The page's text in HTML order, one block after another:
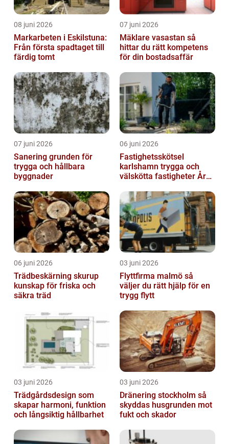
08 juni 2026
Markarbeten i Eskilstuna:
Från första spadtaget till
färdig tomt
07 juni 2026
Mäklare vasastan så
hittar du rätt kompetens
för din bostadsaffär
07 juni 2026
Sanering grunden för
trygga och hållbara
byggnader
06 juni 2026
Fastighetsskötsel
karlshamn trygga och
välskötta fastigheter Året
06 juni 2026
Trädbeskärning skurup
kunskap för friska och
säkra träd
03 juni 2026
Flyttfirma malmö så
väljer du rätt hjälp för en
trygg flytt
03 juni 2026
Trädgårdsdesign som
skapar harmoni, funktion
och långsiktig hållbarhet
03 juni 2026
Dränering stockholm så
skyddas husgrunden mot
fukt och skador